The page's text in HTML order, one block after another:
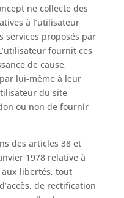
ne collecte des
à l’utilisateur
services proposés par
fournit ces
de cause,
lui-même à leur
du site
ou non de fournir
des articles 38 et
1978 relative à
libertés, tout
de rectification